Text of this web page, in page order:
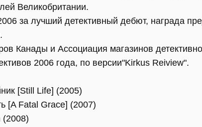
Великобритании.
за лучший детективный дебют, награда
Канады и Ассоциация магазинов
2006 года, по версии"Kirkus Reiview".
[Still Life] (2005)
[A Fatal Grace] (2007)
(2008)